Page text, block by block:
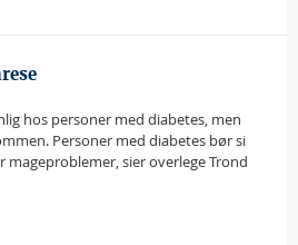
hos personer med diabetes, men
Personer med diabetes bør si
mageproblemer, sier overlege Trond